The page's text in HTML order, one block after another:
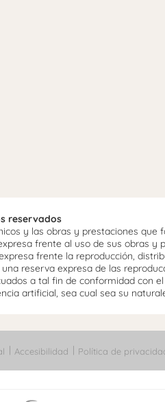
reservados
y las obras y prestaciones
frente al uso de sus obras
frente la reproducción,
reserva expresa de las
a tal fin de conformidad con
artificial, sea cual sea su
Accesibilidad Política de